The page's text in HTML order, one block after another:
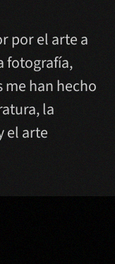
por el arte a
fotografía,
han hecho
la
el arte